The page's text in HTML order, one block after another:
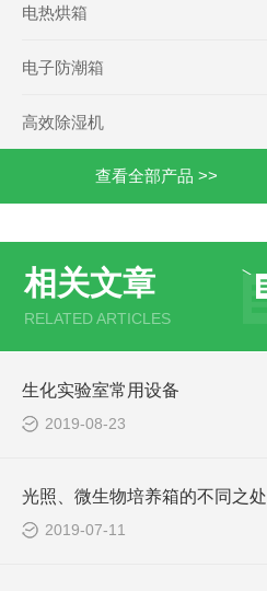
电热烘箱
电子防潮箱
高效除湿机
查看全部产品 >>
相关文章
RELATED ARTICLES
生化实验室常用设备
2019-08-23
光照、微生物培养箱的不同之处
2019-07-11